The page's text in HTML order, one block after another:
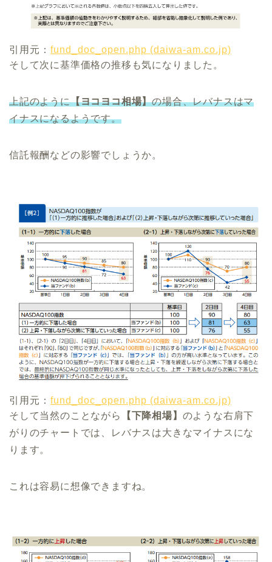
引用元： fund_doc_open.php (daiwa-am.co.jp)
そして次に基準価格の推移も気になりました。
上記のように【ヨコヨコ相場】の場合、レバナスはマ
イナスになるようです。
信託報酬などの影響でしょうか。
引用元： fund_doc_open.php (daiwa-am.co.jp)
そして当然のことながら
【下降相場】 のような右肩下
がりのチャートでは、レバナスは大きなマイナスにな
ります。
これは容易に想像できますね。